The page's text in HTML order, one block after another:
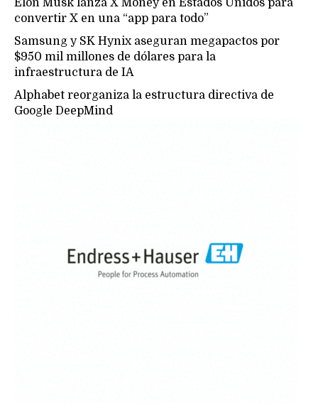
Elon Musk lanza X Money en Estados Unidos para
convertir X en una “app para todo”
Samsung y SK Hynix aseguran megapactos por
$950 mil millones de dólares para la
infraestructura de IA
Alphabet reorganiza la estructura directiva de
Google DeepMind